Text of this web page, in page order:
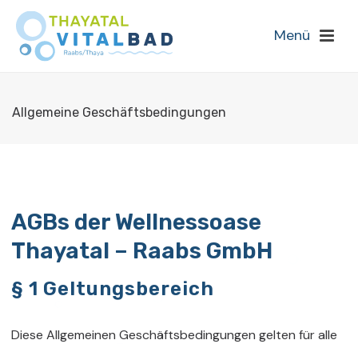
Allgemeine Geschäftsbedingungen
AGBs der Wellnessoase
Thayatal – Raabs GmbH
§ 1 Geltungsbereich
Diese Allgemeinen Geschäftsbedingungen gelten für alle